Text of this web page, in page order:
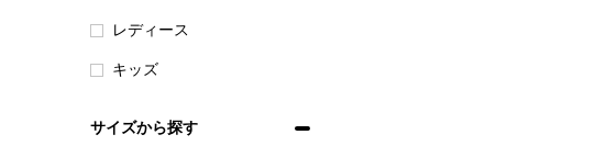
レディース
キッズ
サイズから探す